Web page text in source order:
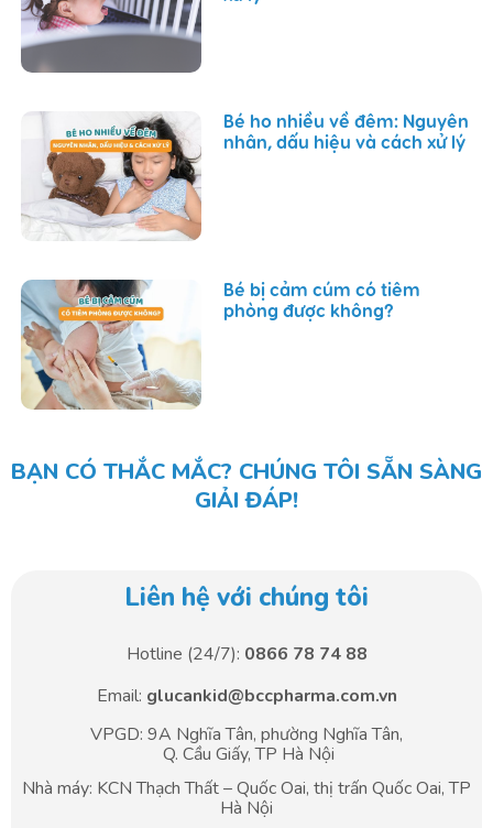
Bé ho nhiều về đêm: Nguyên
nhân, dấu hiệu và cách xử lý
Bé bị cảm cúm có tiêm
phòng được không?
BẠN CÓ THẮC MẮC? CHÚNG TÔI SẴN SÀNG
GIẢI ĐÁP!
Liên hệ với chúng tôi
Hotline (24/7): 0866 78 74 88
Email: glucankid@bccpharma.com.vn
VPGD: 9A Nghĩa Tân, phường Nghĩa Tân,
Q. Cầu Giấy, TP Hà Nội
Nhà máy: KCN Thạch Thất – Quốc Oai, thị trấn Quốc Oai, TP
Hà Nội